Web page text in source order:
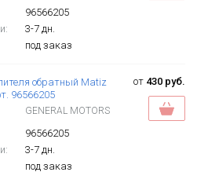
96566205
3-7 дн.
под заказ
обратный Matiz
96566205
GENERAL MOTORS
96566205
3-7 дн.
под заказ
от 430 руб.